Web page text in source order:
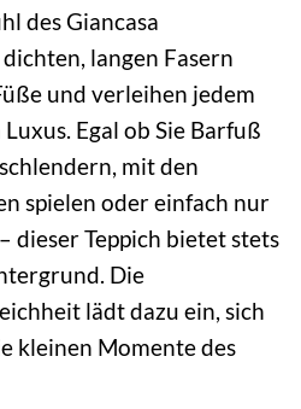
des Giancasa
langen Fasern
und verleihen jedem
Egal ob Sie Barfuß
mit den
spielen oder einfach nur
dieser Teppich bietet stets
Die
lädt dazu ein, sich
kleinen Momente des